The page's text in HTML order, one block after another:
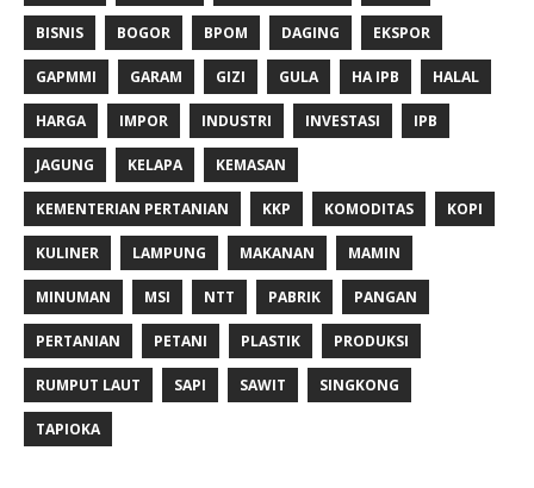
BISNIS BOGOR BPOM DAGING EKSPOR
GAPMMI GARAM GIZI GULA HA IPB HALAL
HARGA IMPOR INDUSTRI INVESTASI IPB
JAGUNG KELAPA KEMASAN
KEMENTERIAN PERTANIAN KKP KOMODITAS KOPI
KULINER LAMPUNG MAKANAN MAMIN
MINUMAN MSI NTT PABRIK PANGAN
PERTANIAN PETANI PLASTIK PRODUKSI
RUMPUT LAUT SAPI SAWIT SINGKONG
TAPIOKA